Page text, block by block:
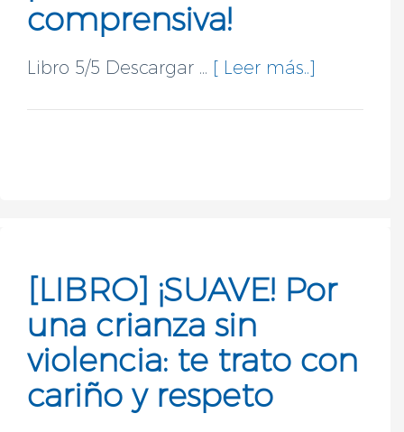
comprensiva!
Libro 5/5 Descargar ... [ Leer más..]
[LIBRO] ¡SUAVE! Por
una crianza sin
violencia: te trato con
cariño y respeto